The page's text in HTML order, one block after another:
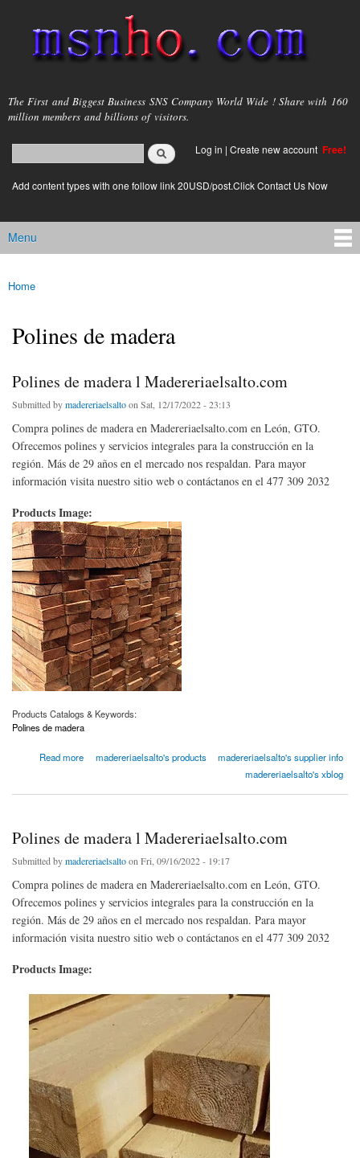
main
content
msnho.com
The First and Biggest Business SNS Company World Wide ! Share with 160
million members and billions of visitors.
Search form
login link
Log in | Create new account Free!
Add content types with one follow link 20USD/post.Click Contact Us Now
Main menu
Menu
You are here
Home
Polines de madera
Polines de madera l Madereriaelsalto.com
Submitted bymadereriaelsaltoon Sat, 12/17/2022 - 23:13
Compra polines de madera en Madereriaelsalto.com en León, GTO.
Ofrecemos polines y servicios integrales para la construcción en la
región. Más de 29 años en el mercado nos respaldan. Para mayor
información visita nuestro sitio web o contáctanos en el 477 309 2032
Products Image:
Products Catalogs & Keywords:
Polines de madera
Read more
about Polines de madera l Madereriaelsalto.com
madereriaelsalto's products
madereriaelsalto's supplier info
madereriaelsalto's xblog
Polines de madera l Madereriaelsalto.com
Submitted bymadereriaelsaltoon Fri, 09/16/2022 - 19:17
Compra polines de madera en Madereriaelsalto.com en León, GTO.
Ofrecemos polines y servicios integrales para la construcción en la
región. Más de 29 años en el mercado nos respaldan. Para mayor
información visita nuestro sitio web o contáctanos en el 477 309 2032
Products Image: